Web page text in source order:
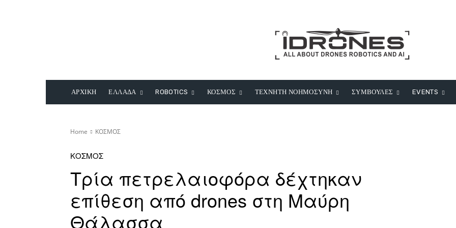
ΑΡΧΙΚΗ ΕΛΛΑΔΑ ROBOTICS ΚΟΣΜΟΣ ΤΕΧΝΗΤΗ ΝΟΗΜΟΣΥΝΗ ΣΥΜΒΟΥΛΕΣ EVENTS
Home ΚΟΣΜΟΣ
ΚΟΣΜΟΣ
Τρία πετρελαιοφόρα δέχτηκαν
επίθεση από drones στη Μαύρη
Θάλασσα